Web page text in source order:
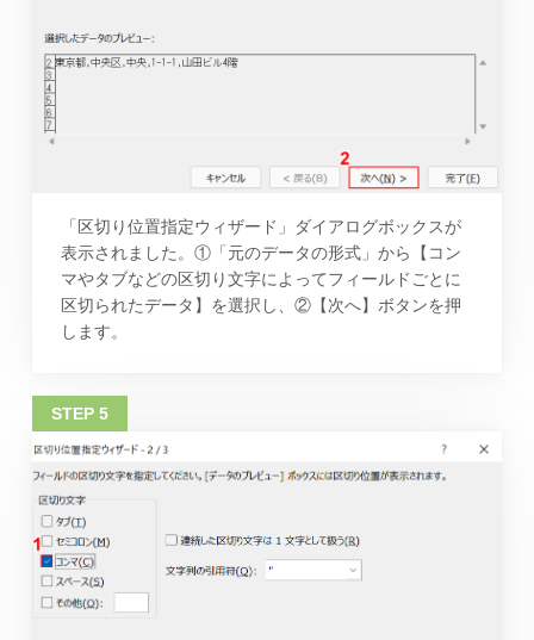
「区切り位置指定ウィザード」ダイアログボックスが
表示されました。①「元のデータの形式」から【コン
マやタブなどの区切り文字によってフィールドごとに
区切られたデータ】を選択し、②【次へ】ボタンを押
します。